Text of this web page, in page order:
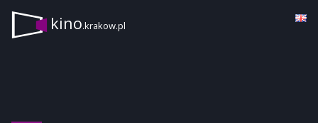
kino.krakow.pl